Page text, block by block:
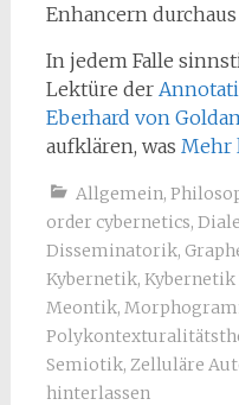
Enhancern
In jedem Falle
Lektüre der
Eberhard von
aufklären, was Mehr
Allgemein,
order cybernetics,
Disseminatorik,
Kybernetik, Kybernetik
Meontik,
Semiotik, Zelluläre
hinterlassen